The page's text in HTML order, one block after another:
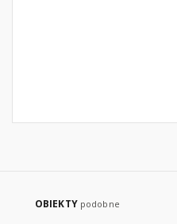
OBIEKTY podobne